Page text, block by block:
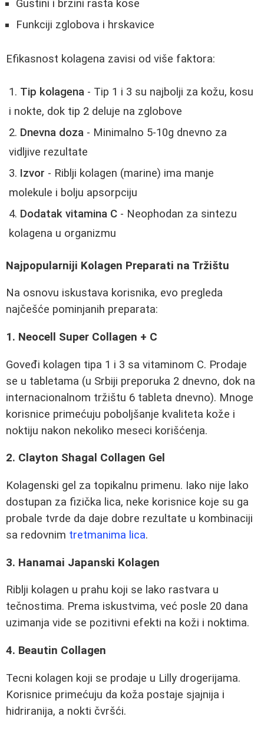
Gustini i brzini rasta kose
Funkciji zglobova i hrskavice
Efikasnost kolagena zavisi od više faktora:
Tip kolagena - Tip 1 i 3 su najbolji za kožu, kosu
i nokte, dok tip 2 deluje na zglobove
Dnevna doza - Minimalno 5-10g dnevno za
vidljive rezultate
Izvor - Riblji kolagen (marine) ima manje
molekule i bolju apsorpciju
Dodatak vitamina C - Neophodan za sintezu
kolagena u organizmu
Najpopularniji Kolagen Preparati na Tržištu
Na osnovu iskustava korisnika, evo pregleda
najčešće pominjanih preparata:
1. Neocell Super Collagen + C
Goveđi kolagen tipa 1 i 3 sa vitaminom C. Prodaje
se u tabletama (u Srbiji preporuka 2 dnevno, dok na
internacionalnom tržištu 6 tableta dnevno). Mnoge
korisnice primećuju poboljšanje kvaliteta kože i
noktiju nakon nekoliko meseci korišćenja.
2. Clayton Shagal Collagen Gel
Kolagenski gel za topikalnu primenu. Iako nije lako
dostupan za fizička lica, neke korisnice koje su ga
probale tvrde da daje dobre rezultate u kombinaciji
sa redovnim tretmanima lica.
3. Hanamai Japanski Kolagen
Riblji kolagen u prahu koji se lako rastvara u
tečnostima. Prema iskustvima, već posle 20 dana
uzimanja vide se pozitivni efekti na koži i noktima.
4. Beautin Collagen
Tecni kolagen koji se prodaje u Lilly drogerijama.
Korisnice primećuju da koža postaje sjajnija i
hidriranija, a nokti čvršći.